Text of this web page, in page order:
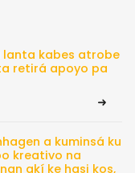
kabes atrobe
retirá apoyo pa
a kuminsá ku
kreativo na
akí ke hasi kos,